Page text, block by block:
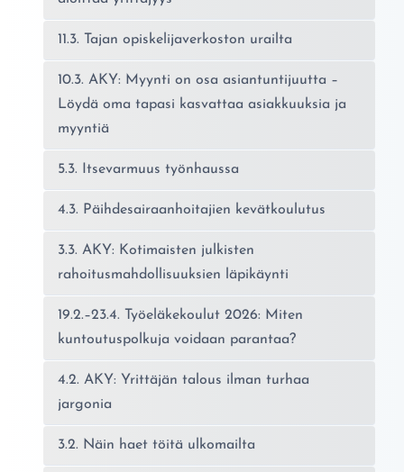
11.3. Tajan opiskelijaverkoston urailta
10.3. AKY: Myynti on osa asiantuntijuutta –
Löydä oma tapasi kasvattaa asiakkuuksia ja
myyntiä
5.3. Itsevarmuus työnhaussa
4.3. Päihdesairaanhoitajien kevätkoulutus
3.3. AKY: Kotimaisten julkisten
rahoitusmahdollisuuksien läpikäynti
19.2.–23.4. Työeläkekoulut 2026: Miten
kuntoutuspolkuja voidaan parantaa?
4.2. AKY: Yrittäjän talous ilman turhaa
jargonia
3.2. Näin haet töitä ulkomailta